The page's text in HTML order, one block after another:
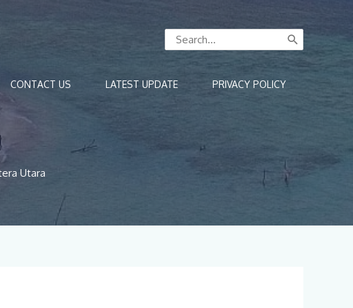
Search
for:
CONTACT US LATEST UPDATE PRIVACY POLICY
Utara